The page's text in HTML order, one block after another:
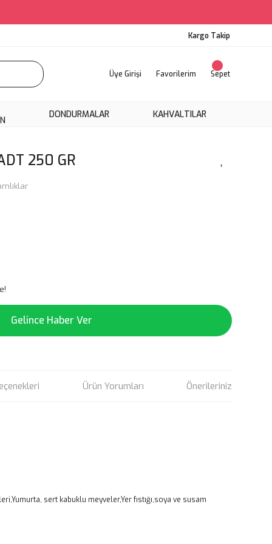
Kargo Takip
Üye Girişi Favorilerim Sepet
DONDURMALAR KAHVALTILAR
250 GR
Gelince Haber Ver
Ürün Yorumları Önerileriniz
sert kabuklu meyveler,Yer fıstığı,soya ve susam